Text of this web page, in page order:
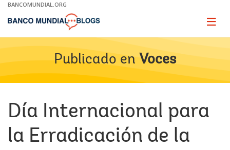
Skip
Main
BANCOMUNDIAL.ORG
Page
Publicado en Voces
Día Internacional para
la Erradicación de la